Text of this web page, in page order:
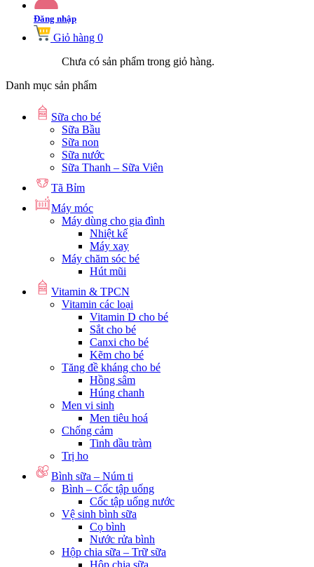
Đăng nhập
Giỏ hàng 0
Chưa có sản phẩm trong giỏ hàng.
Danh mục sản phẩm
Sữa cho bé
Sữa Bầu
Sữa non
Sữa nước
Sữa Thanh – Sữa Viên
Tã Bỉm
Máy móc
Máy dùng cho gia đình
Nhiệt kế
Máy xay
Máy chăm sóc bé
Hút mũi
Vitamin & TPCN
Vitamin các loại
Vitamin D cho bé
Sắt cho bé
Canxi cho bé
Kẽm cho bé
Tăng đề kháng cho bé
Hồng sâm
Húng chanh
Men vi sinh
Men tiêu hoá
Chống cảm
Tinh dầu tràm
Trị ho
Bình sữa – Núm ti
Bình – Cốc tập uống
Cốc tập uống nước
Vệ sinh bình sữa
Cọ bình
Nước rửa bình
Hộp chia sữa – Trữ sữa
Hộp chia sữa